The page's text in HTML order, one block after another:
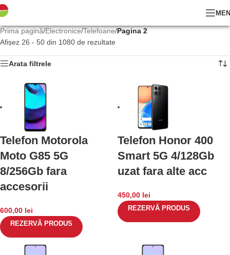
Prima pagină/Electronice/Telefoane/Pagina 2
Afișez 26 - 50 din 1080 de rezultate
Arata filtrele
Telefon Motorola
Moto G85 5G
8/256Gb fara
accesorii
600,00 lei
REZERVĂ PRODUS
Telefon Honor 400
Smart 5G 4/128Gb
uzat fara alte acc
450,00 lei
REZERVĂ PRODUS